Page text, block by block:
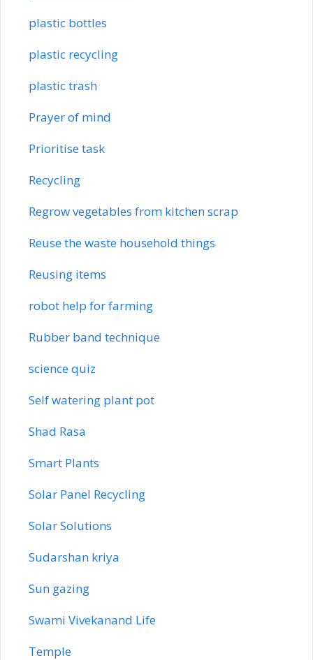
plastic bottles
plastic recycling
plastic trash
Prayer of mind
Prioritise task
Recycling
Regrow vegetables from kitchen scrap
Reuse the waste household things
Reusing items
robot help for farming
Rubber band technique
science quiz
Self watering plant pot
Shad Rasa
Smart Plants
Solar Panel Recycling
Solar Solutions
Sudarshan kriya
Sun gazing
Swami Vivekanand Life
Temple